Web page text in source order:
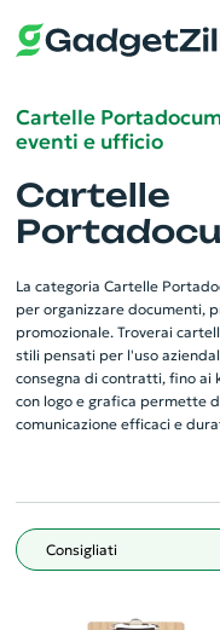
Cartelle
eventi e ufficio
Cartelle
La categoria Cartelle
per organizzare documenti,
promozionale. Troverai
stili pensati per l'uso
consegna di contratti, fino ai
con logo e grafica permette
comunicazione efficaci e
Filtro